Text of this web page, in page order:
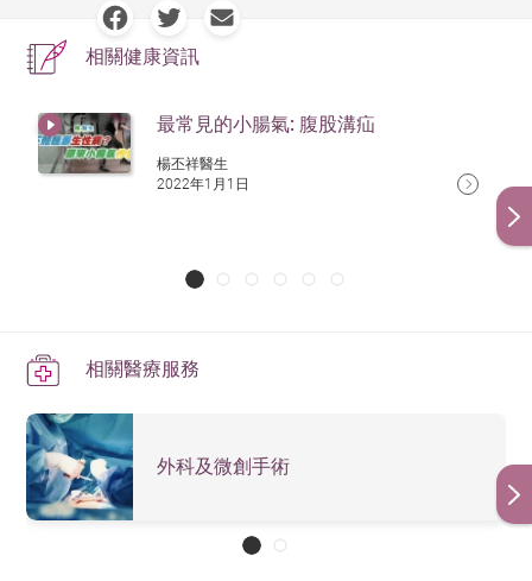
相關健康資訊
最常見的小腸氣: 腹股溝疝
楊丕祥醫生
2022年1月1日
相關醫療服務
外科及微創手術